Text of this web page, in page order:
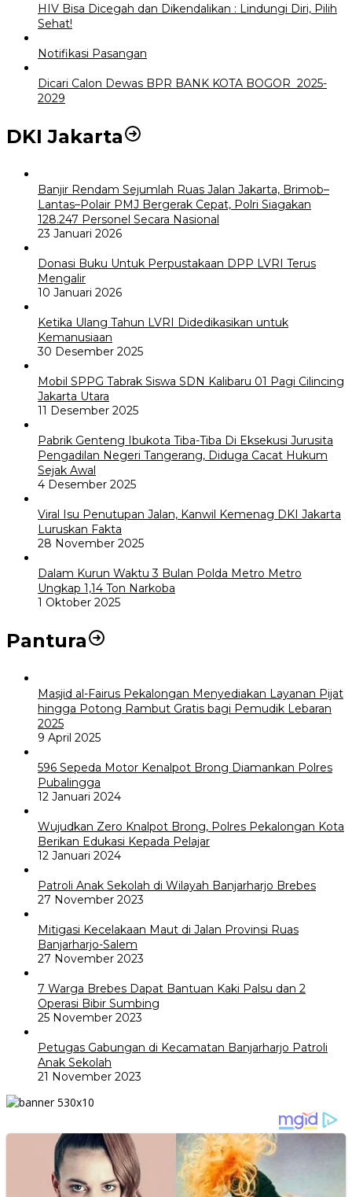
HIV Bisa Dicegah dan Dikendalikan : Lindungi Diri, Pilih
Sehat!
Notifikasi Pasangan
Dicari Calon Dewas BPR BANK KOTA BOGOR 2025-
2029
DKI Jakarta
Banjir Rendam Sejumlah Ruas Jalan Jakarta, Brimob–
Lantas–Polair PMJ Bergerak Cepat, Polri Siagakan
128.247 Personel Secara Nasional
23 Januari 2026
Donasi Buku Untuk Perpustakaan DPP LVRI Terus
Mengalir
10 Januari 2026
Ketika Ulang Tahun LVRI Didedikasikan untuk
Kemanusiaan
30 Desember 2025
Mobil SPPG Tabrak Siswa SDN Kalibaru 01 Pagi Cilincing
Jakarta Utara
11 Desember 2025
Pabrik Genteng Ibukota Tiba-Tiba Di Eksekusi Jurusita
Pengadilan Negeri Tangerang, Diduga Cacat Hukum
Sejak Awal
4 Desember 2025
Viral Isu Penutupan Jalan, Kanwil Kemenag DKI Jakarta
Luruskan Fakta
28 November 2025
Dalam Kurun Waktu 3 Bulan Polda Metro Metro
Ungkap 1,14 Ton Narkoba
1 Oktober 2025
Pantura
Masjid al-Fairus Pekalongan Menyediakan Layanan Pijat
hingga Potong Rambut Gratis bagi Pemudik Lebaran
2025
9 April 2025
596 Sepeda Motor Kenalpot Brong Diamankan Polres
Pubalingga
12 Januari 2024
Wujudkan Zero Knalpot Brong, Polres Pekalongan Kota
Berikan Edukasi Kepada Pelajar
12 Januari 2024
Patroli Anak Sekolah di Wilayah Banjarharjo Brebes
27 November 2023
Mitigasi Kecelakaan Maut di Jalan Provinsi Ruas
Banjarharjo-Salem
27 November 2023
7 Warga Brebes Dapat Bantuan Kaki Palsu dan 2
Operasi Bibir Sumbing
25 November 2023
Petugas Gabungan di Kecamatan Banjarharjo Patroli
Anak Sekolah
21 November 2023